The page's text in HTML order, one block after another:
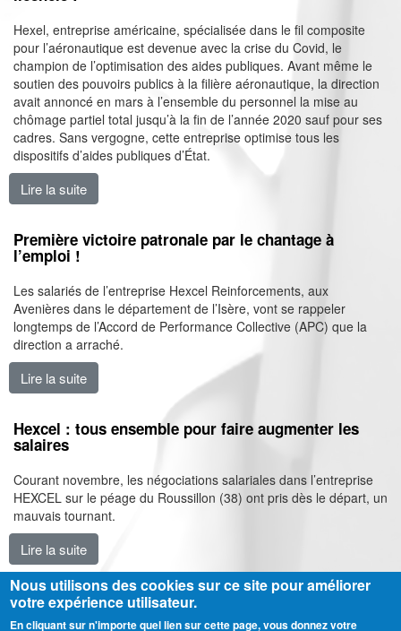
Hexel, entreprise américaine, spécialisée dans le fil composite
pour l’aéronautique est devenue avec la crise du Covid, le
champion de l’optimisation des aides publiques. Avant même le
soutien des pouvoirs publics à la filière aéronautique, la direction
avait annoncé en mars à l’ensemble du personnel la mise au
chômage partiel total jusqu’à la fin de l’année 2020 sauf pour ses
cadres. Sans vergogne, cette entreprise optimise tous les
dispositifs d’aides publiques d’État.
Lire la suite
Première victoire patronale par le chantage à
l’emploi !
Les salariés de l’entreprise Hexcel Reinforcements, aux
Avenières dans le département de l’Isère, vont se rappeler
longtemps de l’Accord de Performance Collective (APC) que la
direction a arraché.
Lire la suite de Première victoire patronale par le chantage à
Hexcel : tous ensemble pour faire augmenter les
salaires
Courant novembre, les négociations salariales dans l’entreprise
HEXCEL sur le péage du Roussillon (38) ont pris dès le départ, un
mauvais tournant.
Lire la suite
Nous utilisons des cookies sur ce site pour améliorer
votre expérience utilisateur.
En cliquant sur n'importe quel lien sur cette page, vous donnez votre